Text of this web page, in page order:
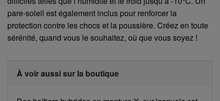
pare-soleil est également inclus pour renforcer la
protection contre les chocs et la poussière. Créez en toute
sérénité, quand vous le souhaitez, où que vous soyez !
À voir aussi sur la boutique